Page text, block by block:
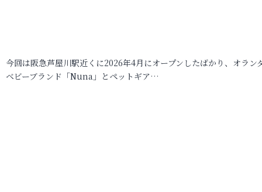
今回は阪急芦屋川駅近くに2026年4月にオープンしたばかり、オラン
ベビーブランド「Nuna」とペットギア…